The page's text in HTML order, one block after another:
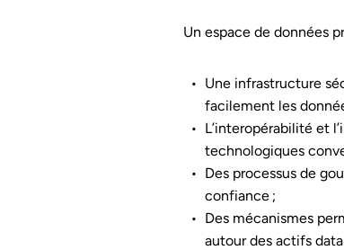
Un espace de données
Une infrastructure
facilement les
L’interopérabilité et
technologiques
Des processus de
confiance ;
Des mécanismes
autour des actifs data